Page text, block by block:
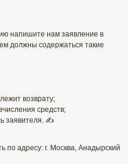
напишите нам заявление в
должны содержаться такие
возврату;
средств;
заявителя. ✍️
по адресу: г. Москва, Анадырский